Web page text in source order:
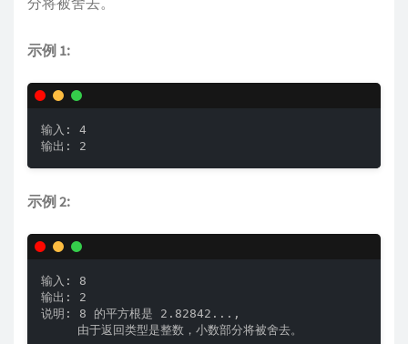
示例 1:
输入: 4
输出: 2
示例 2:
输入: 8
输出: 2
说明: 8 的平方根是 2.82842...,
     由于返回类型是整数，小数部分将被舍去。